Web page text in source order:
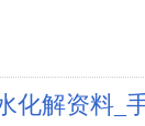
化解资料_